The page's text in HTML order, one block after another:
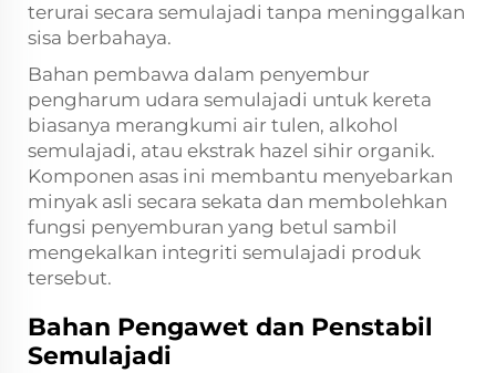
terurai secara semulajadi tanpa meninggalkan
sisa berbahaya.
Bahan pembawa dalam penyembur
pengharum udara semulajadi untuk kereta
biasanya merangkumi air tulen, alkohol
semulajadi, atau ekstrak hazel sihir organik.
Komponen asas ini membantu menyebarkan
minyak asli secara sekata dan membolehkan
fungsi penyemburan yang betul sambil
mengekalkan integriti semulajadi produk
tersebut.
Bahan Pengawet dan Penstabil
Semulajadi